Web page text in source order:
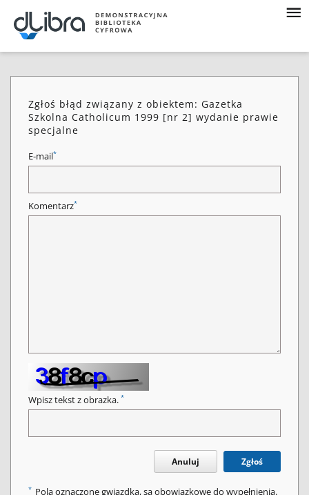
Zgłoś błąd związany z obiektem: Gazetka
Szkolna Catholicum 1999 [nr 2] wydanie prawie
specjalne
E-mail*
Komentarz*
Wpisz tekst z obrazka. *
Anuluj Zgłoś
* Pola oznaczone gwiazdką, są obowiązkowe do wypełnienia.